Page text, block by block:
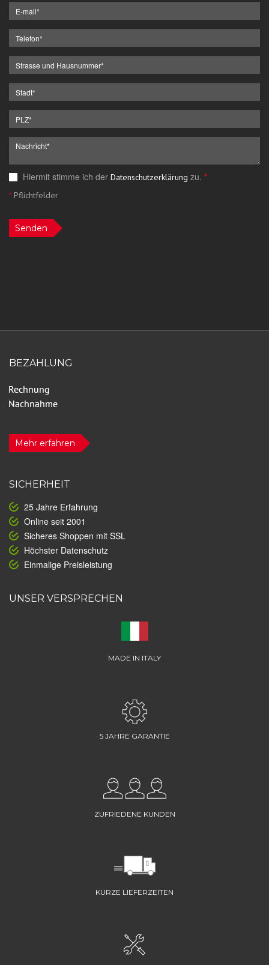
Hiermit stimme ich der Datenschutzerklärung zu. *
*Pflichtfelder
Senden
BEZAHLUNG
Mehr erfahren
SICHERHEIT
25 Jahre Erfahrung
Online seit 2001
Sicheres Shoppen mit SSL
Höchster Datenschutz
Einmalige Preisleistung
UNSER VERSPRECHEN
MADE IN ITALY
5 JAHRE GARANTIE
ZUFRIEDENE KUNDEN
KURZE LIEFERZEITEN